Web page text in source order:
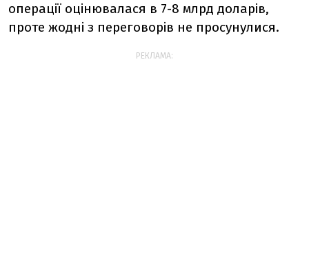
операції оцінювалася в 7-8 млрд доларів,
проте жодні з переговорів не просунулися.
РЕКЛАМА: